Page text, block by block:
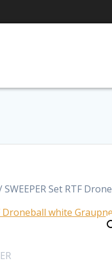
SWEEPER Set RTF